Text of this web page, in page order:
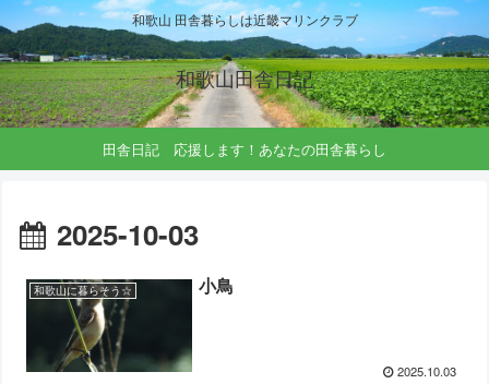
和歌山 田舎暮らしは近畿マリンクラブ
和歌山田舎日記
田舎日記 応援します！あなたの田舎暮らし
2025-10-03
和歌山に暮らそう☆ 小鳥
2025.10.03